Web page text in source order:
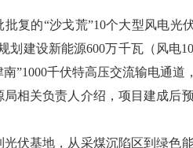
批复的“沙戈荒”10个大型风电光
划建设新能源600万千瓦（风
”1000千伏特高压交流输电通道
局相关负责人介绍，项目建成后
光伏基地，从采煤沉陷区到绿色